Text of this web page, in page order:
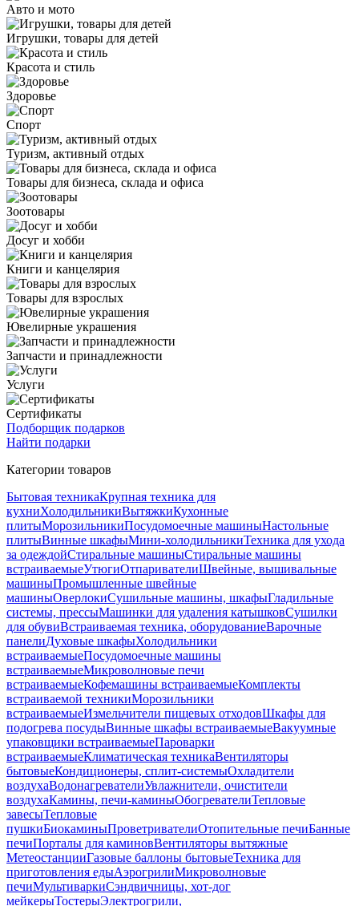
Авто и мото
Игрушки, товары для детей
Красота и стиль
Здоровье
Спорт
Туризм, активный отдых
Товары для бизнеса, склада и офиса
Зоотовары
Досуг и хобби
Книги и канцелярия
Товары для взрослых
Ювелирные украшения
Запчасти и принадлежности
Услуги
Сертификаты
Подборщик подарков
Найти подарки
Категории товаров
Бытовая техникаКрупная техника для
кухниХолодильникиВытяжкиКухонные
плитыМорозильникиПосудомоечные машиныНастольные
плитыВинные шкафыМини-холодильникиТехника для ухода
за одеждойСтиральные машиныСтиральные машины
встраиваемыеУтюгиОтпаривателиШвейные, вышивальные
машиныПромышленные швейные
машиныОверлокиСушильные машины, шкафыГладильные
системы, прессыМашинки для удаления катышковСушилки
для обувиВстраиваемая техника, оборудованиеВарочные
панелиДуховые шкафыХолодильники
встраиваемыеПосудомоечные машины
встраиваемыеМикроволновые печи
встраиваемыеКофемашины встраиваемыеКомплекты
встраиваемой техникиМорозильники
встраиваемыеИзмельчители пищевых отходовШкафы для
подогрева посудыВинные шкафы встраиваемыеВакуумные
упаковщики встраиваемыеПароварки
встраиваемыеКлиматическая техникаВентиляторы
бытовыеКондиционеры, сплит-системыОхладители
воздухаВодонагревателиУвлажнители, очистители
воздухаКамины, печи-каминыОбогревателиТепловые
завесыТепловые
пушкиБиокаминыПроветривателиОтопительные печиБанные
печиПорталы для каминовВентиляторы вытяжные
МетеостанцииГазовые баллоны бытовыеТехника для
приготовления едыАэрогрилиМикроволновые
печиМультиваркиСэндвичницы, хот-дог
мейкерыТостерыЭлектрогрили,